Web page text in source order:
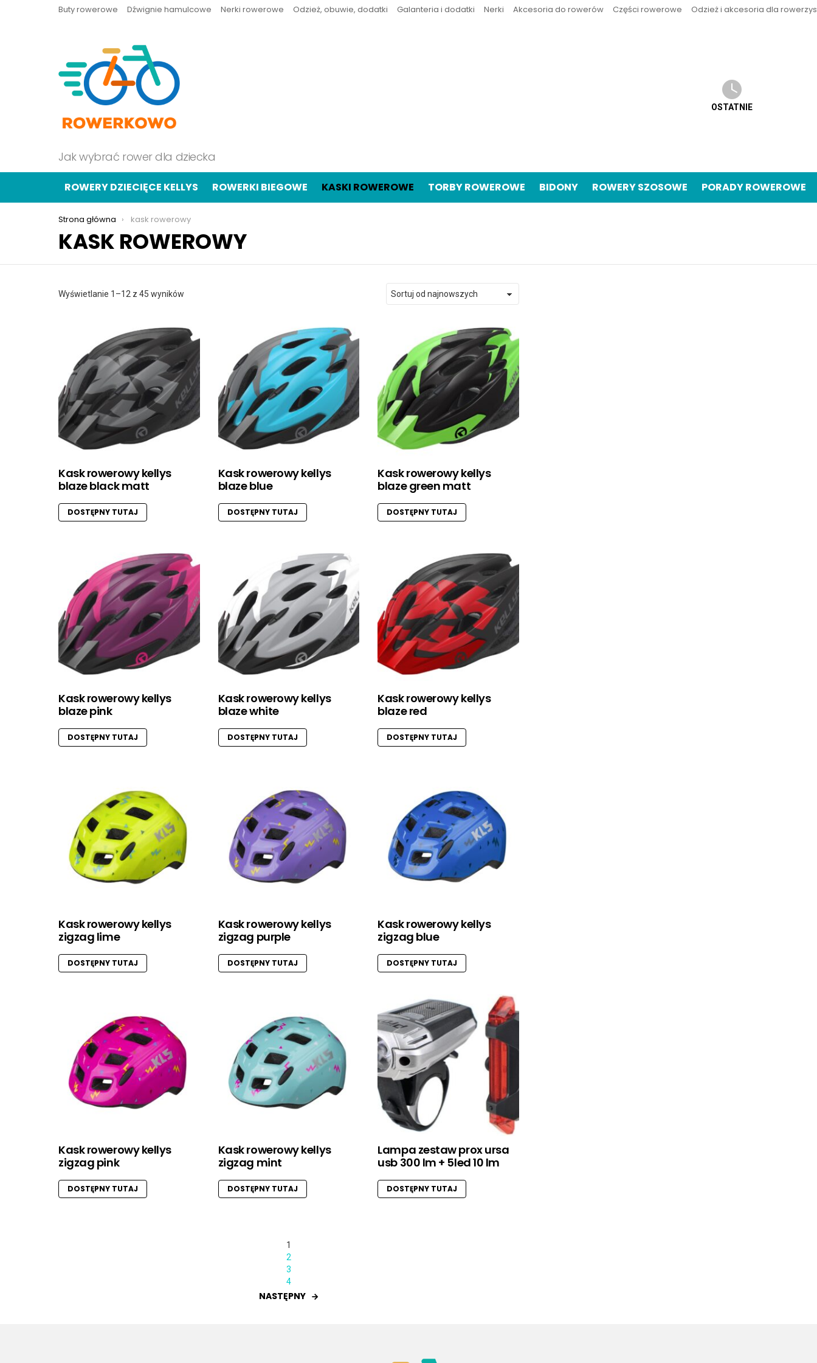
Buty rowerowe Dźwignie hamulcowe Nerki rowerowe Odzież, obuwie, dodatki Galanteria i dodatki Nerki Akcesoria do rowerów Części rowerowe Odzież i akcesoria dla
Jak wybrać rower dla dziecka
OSTATNIE
ROWERY DZIECIĘCE KELLYS ROWERKI BIEGOWE KASKI ROWEROWE TORBY ROWEROWE BIDONY ROWERY SZOSOWE PORADY ROWEROWE
Jesteś tutaj:
Strona główna kask rowerowy
KASK ROWEROWY
Wyświetlanie 1–12 z 45 wyników
Kask rowerowy kellys
blaze black matt
DOSTĘPNY TUTAJ
Kask rowerowy kellys
blaze blue
DOSTĘPNY TUTAJ
Kask rowerowy kellys
blaze green matt
DOSTĘPNY TUTAJ
Kask rowerowy kellys
blaze pink
DOSTĘPNY TUTAJ
Kask rowerowy kellys
blaze white
DOSTĘPNY TUTAJ
Kask rowerowy kellys
blaze red
DOSTĘPNY TUTAJ
Kask rowerowy kellys
zigzag lime
DOSTĘPNY TUTAJ
Kask rowerowy kellys
zigzag purple
DOSTĘPNY TUTAJ
Kask rowerowy kellys
zigzag blue
DOSTĘPNY TUTAJ
Kask rowerowy kellys
zigzag pink
DOSTĘPNY TUTAJ
Kask rowerowy kellys
zigzag mint
DOSTĘPNY TUTAJ
Lampa zestaw prox ursa
usb 300 lm + 5led 10 lm
DOSTĘPNY TUTAJ
1
2
3
4
NASTĘPNY